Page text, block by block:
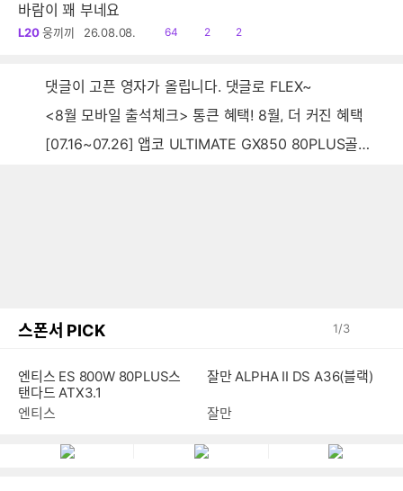
바람이 꽤 부네요
L20 웅끼끼 26.08.08.
읽
64
공
2
댓
2
댓글이 고픈 영자가 올립니다. 댓글로 FLEX~
<8월 모바일 출석체크> 통큰 혜택! 8월, 더 커진 혜택
[07.16~07.26] 앱코 ULTIMATE GX850 80PLUS골드 풀모듈러 ATX3.0 블랙
스폰서 PICK 1/3
엔티스 ES 800W 80PLUS스
탠다드 ATX3.1